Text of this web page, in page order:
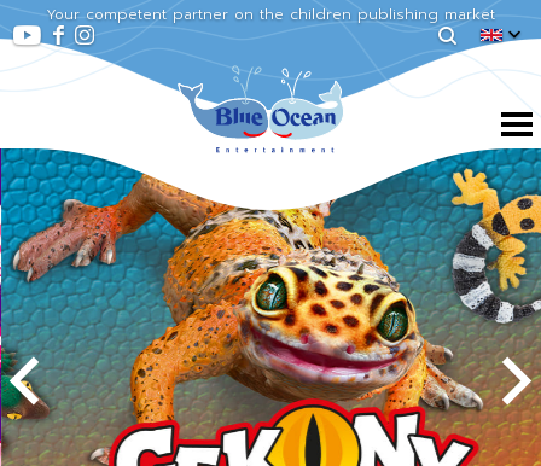
Your competent partner on the children publishing market